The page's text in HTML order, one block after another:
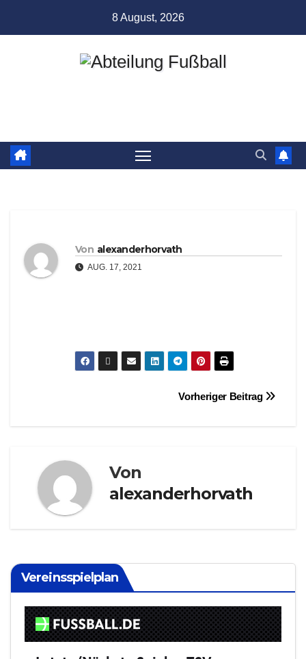
8 August, 2026
Von alexanderhorvath
AUG. 17, 2021
Beitragsnavigation
Vorheriger Beitrag
Von
alexanderhorvath
Vereinsspielplan